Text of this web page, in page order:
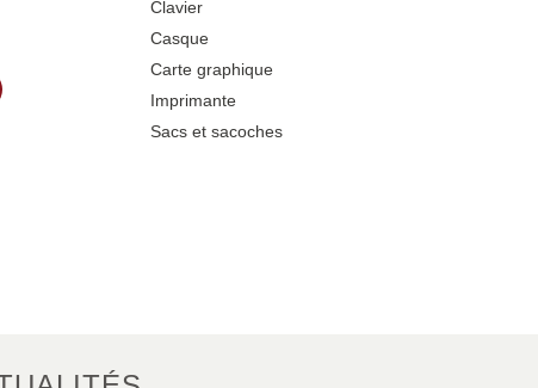
Clavier
Casque
Carte graphique
Imprimante
Sacs et sacoches